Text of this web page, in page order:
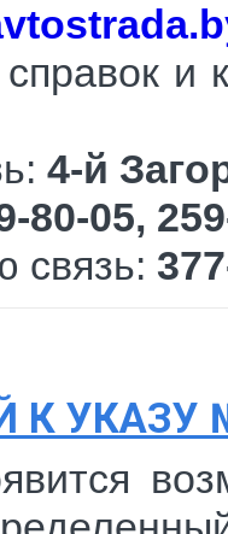
и
4-й
80-05,
связь:
УКАЗУ